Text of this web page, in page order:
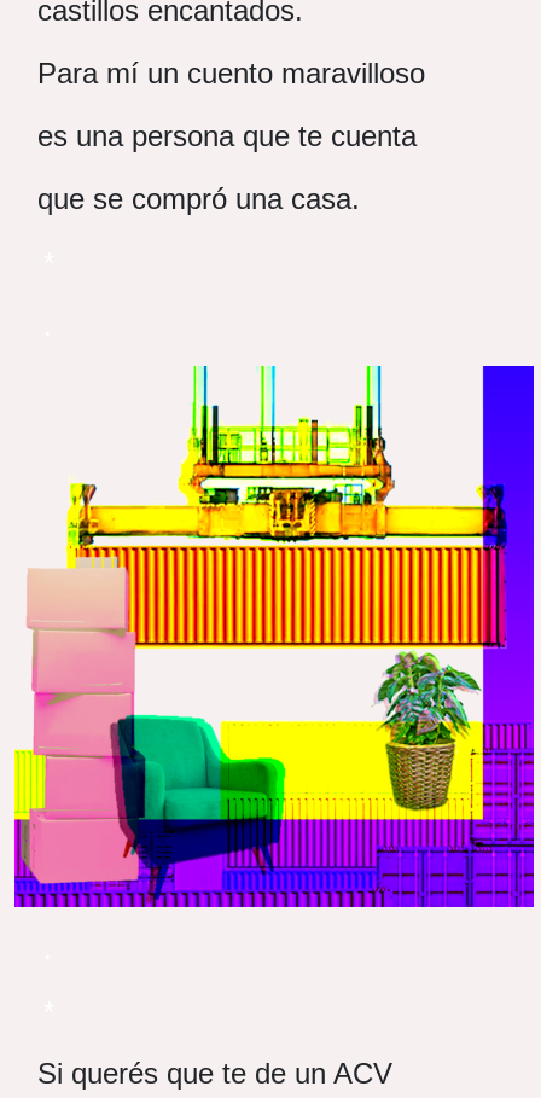
castillos encantados.
Para mí un cuento maravilloso
es una persona que te cuenta
que se compró una casa.
Si querés que te de un ACV